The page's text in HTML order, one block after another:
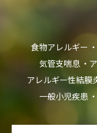
食物アレルギー
気管支喘息
アレルギー性結膜
一般小児疾患